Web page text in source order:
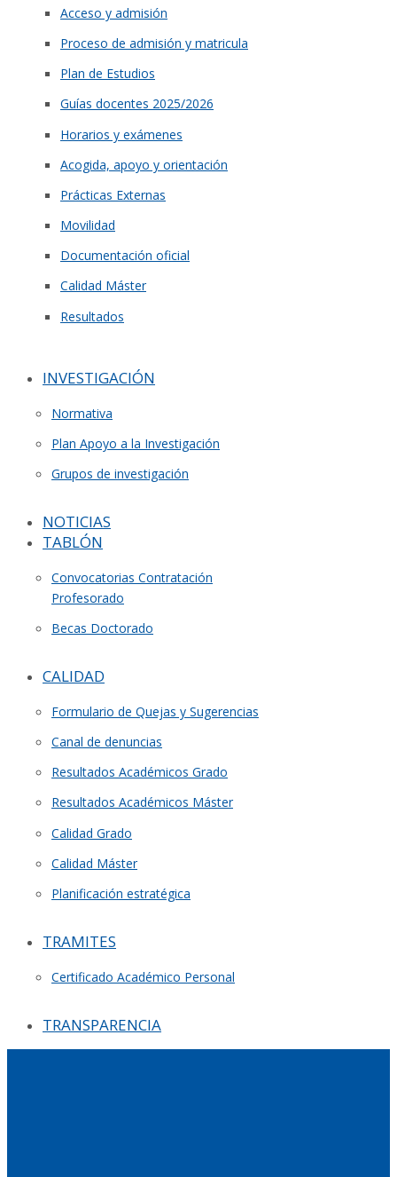
Acceso y admisión
Proceso de admisión y matricula
Plan de Estudios
Guías docentes 2025/2026
Horarios y exámenes
Acogida, apoyo y orientación
Prácticas Externas
Movilidad
Documentación oficial
Calidad Máster
Resultados
INVESTIGACIÓN
Normativa
Plan Apoyo a la Investigación
Grupos de investigación
NOTICIAS
TABLÓN
Convocatorias Contratación
Profesorado
Becas Doctorado
CALIDAD
Formulario de Quejas y Sugerencias
Canal de denuncias
Resultados Académicos Grado
Resultados Académicos Máster
Calidad Grado
Calidad Máster
Planificación estratégica
TRAMITES
Certificado Académico Personal
TRANSPARENCIA